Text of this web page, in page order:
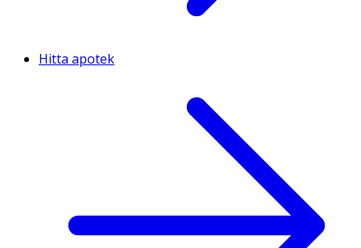
Hitta apotek